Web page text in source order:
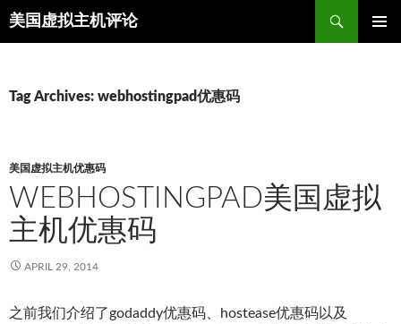
美国虚拟主机评论
Search
Tag Archives: webhostingpad优惠码
美国虚拟主机优惠码
WEBHOSTINGPAD美国虚拟
主机优惠码
APRIL 29, 2014
之前我们介绍了godaddy优惠码、hostease优惠码以及